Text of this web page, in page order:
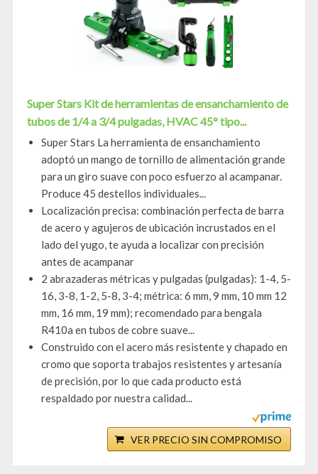
Super Stars Kit de herramientas de ensanchamiento de
tubos de 1/4 a 3/4 pulgadas, HVAC 45° tipo...
Super Stars La herramienta de ensanchamiento
adoptó un mango de tornillo de alimentación grande
para un giro suave con poco esfuerzo al acampanar.
Produce 45 destellos individuales...
Localización precisa: combinación perfecta de barra
de acero y agujeros de ubicación incrustados en el
lado del yugo, te ayuda a localizar con precisión
antes de acampanar
2 abrazaderas métricas y pulgadas (pulgadas): 1-4, 5-
16, 3-8, 1-2, 5-8, 3-4; métrica: 6 mm, 9 mm, 10 mm 12
mm, 16 mm, 19 mm); recomendado para bengala
R410a en tubos de cobre suave...
Construido con el acero más resistente y chapado en
cromo que soporta trabajos resistentes y artesanía
de precisión, por lo que cada producto está
respaldado por nuestra calidad...
VER PRECIO SIN COMPROMISO